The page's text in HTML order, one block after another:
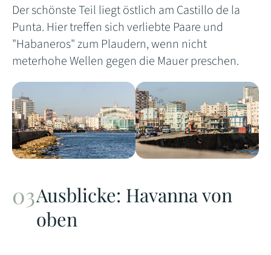
Der schönste Teil liegt östlich am Castillo de la
Punta. Hier treffen sich verliebte Paare und
"Habaneros" zum Plaudern, wenn nicht
meterhohe Wellen gegen die Mauer preschen.
Ausblicke: Havanna von
oben